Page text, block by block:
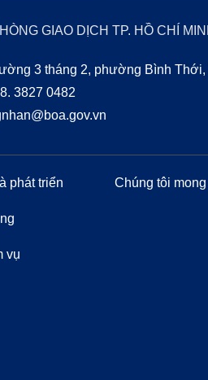
GIAO DỊCH TP. HỒ CHÍ
3 tháng 2, phường Bình Thới,
3827 0482
phát triển
vụ
Chúng tôi